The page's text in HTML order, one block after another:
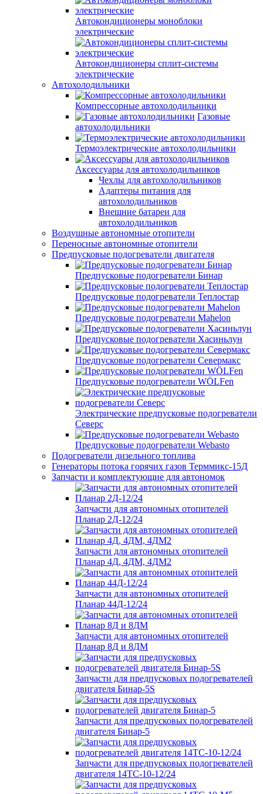
Автокондиционеры моноблоки
электрические
Автокондиционеры сплит-системы
электрические
Автохолодильники
Компрессорные автохолодильники
Газовые
автохолодильники
Термоэлектрические автохолодильники
Аксессуары для автохолодильников
Чехлы для автохолодильников
Адаптеры питания для
автохолодильников
Внешние батареи для
автохолодильников
Воздушные автономные отопители
Переносные автономные отопители
Предпусковые подогреватели двигателя
Предпусковые подогреватели Бинар
Предпусковые подогреватели Теплостар
Предпусковые подогреватели Mahelon
Предпусковые подогреватели Хасиньлун
Предпусковые подогреватели Севермакс
Предпусковые подогреватели WÖLFen
Электрические предпусковые подогреватели
Северс
Предпусковые подогреватели Webasto
Подогреватели дизельного топлива
Генераторы потока горячих газов Терммикс-15Д
Запчасти и комплектующие для автономок
Запчасти для автономных отопителей
Планар 2Д-12/24
Запчасти для автономных отопителей
Планар 4Д, 4ДМ, 4ДМ2
Запчасти для автономных отопителей
Планар 44Д-12/24
Запчасти для автономных отопителей
Планар 8Д и 8ДМ
Запчасти для предпусковых подогревателей
двигателя Бинар-5S
Запчасти для предпусковых подогревателей
двигателя Бинар-5
Запчасти для предпусковых подогревателей
двигателя 14ТС-10-12/24